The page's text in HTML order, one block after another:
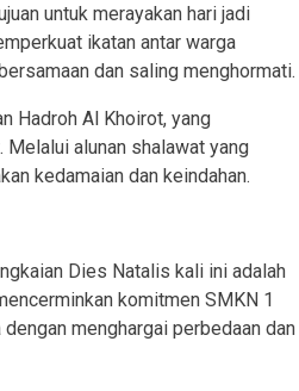
untuk merayakan hari jadi
ikatan antar warga
dan saling menghormati.
Hadroh Al Khoirot, yang
Melalui alunan shalawat yang
kedamaian dan keindahan.
Dies Natalis kali ini adalah
komitmen SMKN 1
menghargai perbedaan dan